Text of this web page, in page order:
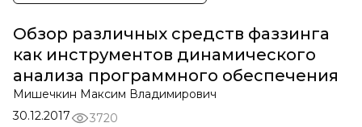
Обзор различных средств фаззинга
как инструментов динамического
анализа программного обеспечения
Мишечкин Максим Владимирович
30.12.2017
3720